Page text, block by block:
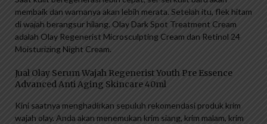
membaik dan warnanya akan lebih merata. Setelah itu, flek hitam
di wajah berangsur hilang. Olay Dark Spot Treatment Cream
adalah Olay Regenerist Microsculpting Cream dan Retinol 24
Moisturizing Night Cream.
Jual Olay Serum Wajah Regenerist Youth Pre Essence
Advanced Anti Aging Skincare 40ml
Kini saatnya menghadirkan sepuluh rekomendasi produk krim
wajah olay. Anda akan menemukan krim siang, krim malam, krim